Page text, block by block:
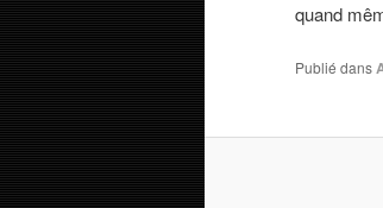
quand
Publié dans